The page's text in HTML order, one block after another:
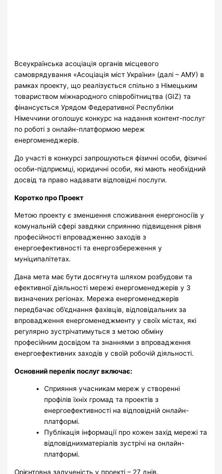
Всеукраїнська асоціація органів місцевого
самоврядування «Асоціація міст України» (далі – АМУ) в
рамках проекту, що реалізується спільно з Німецьким
товариством міжнародного співробітництва (GIZ) та
фінансується Урядом Федеративної Республіки
Німеччини оголошує конкурс на надання контент-послуг
по роботі з онлайн-платформою мереж
енергоменеджерів.
До участі в конкурсі запрошуються фізичні особи, фізичні
особи-підприємці, юридичні особи, які мають необхідний
досвід та право надавати відповідні послуги.
Коротко про Проект
Метою проекту є зменшення споживання енергоносіїв у
комунальній сфері завдяки сприянню підвищення рівня
професійності впровадженню заходів з
енергоефективності та енергозбереження у
муніципалітетах.
Дана мета має бути досягнута шляхом розбудови та
ефективної діяльності мережі енергоменеджерів у 3
визначених регіонах. Мережа енергоменеджерів
передбачає об’єднання фахівців, відповідальних за
впровадження енергоменеджменту у своїх містах, які
регулярно зустрічатимуться з метою обміну
професійним досвідом та знаннями з впровадження
енергоефективних заходів у своїй робочій діяльності.
Основний перелік послуг включає:
Сприяння учасникам мереж у створенні
профілів їхніх громад та проектів з
енергоефективності на відповідній онлайн-
платформі.
Публікація інформації про кожен захід мережі та
відповіднихматеріалів зустрічі на онлайн-
платформі.
Орієнтовна залученість у проекті – 27 днів.